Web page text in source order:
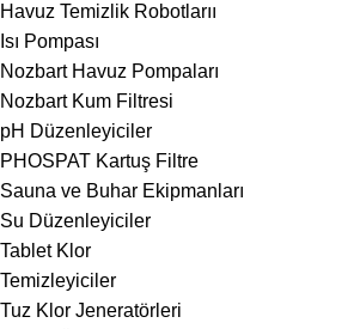
Havuz Temizlik Robotlarıı
Isı Pompası
Nozbart Havuz Pompaları
Nozbart Kum Filtresi
pH Düzenleyiciler
PHOSPAT Kartuş Filtre
Sauna ve Buhar Ekipmanları
Su Düzenleyiciler
Tablet Klor
Temizleyiciler
Tuz Klor Jeneratörleri